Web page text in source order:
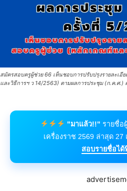
สมัครสอบครูผู้ช่วย 66 เห็นชอบการปรับปรุงรายละเ
และวิธีการฯ ว 14/2563) ตามผลการประชุม (ก.ค.ศ.)
"มาแล้ว!!" รายชื่อ
เครื่องราช 2569 ล่าสุด 27
สอบรายชื่อไ